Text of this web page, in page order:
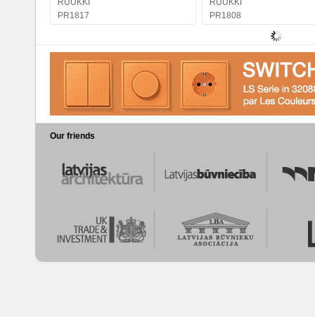
RUUKKI
PR1817
RUUKKI
PR1808
Our friends